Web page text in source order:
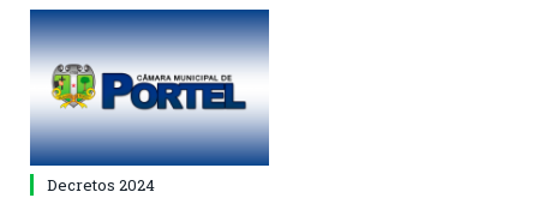
Decretos 2024